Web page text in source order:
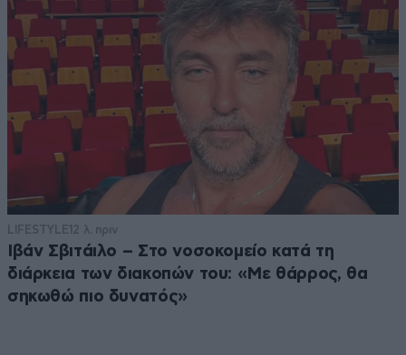
LIFESTYLE12 λ. πριν
Ιβάν Σβιτάιλο – Στο νοσοκομείο κατά τη
διάρκεια των διακοπών του: «Με θάρρος, θα
σηκωθώ πιο δυνατός»